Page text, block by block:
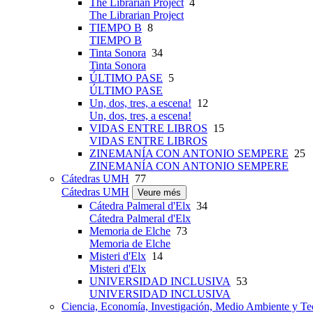
The Librarian Project 4
The Librarian Project
TIEMPO B 8
TIEMPO B
Tinta Sonora 34
Tinta Sonora
ÚLTIMO PASE 5
ÚLTIMO PASE
Un, dos, tres, a escena! 12
Un, dos, tres, a escena!
VIDAS ENTRE LIBROS 15
VIDAS ENTRE LIBROS
ZINEMANÍA CON ANTONIO SEMPERE 25
ZINEMANÍA CON ANTONIO SEMPERE
Cátedras UMH 77
Cátedras UMH
Veure més
Cátedra Palmeral d'Elx 34
Cátedra Palmeral d'Elx
Memoria de Elche 73
Memoria de Elche
Misteri d'Elx 14
Misteri d'Elx
UNIVERSIDAD INCLUSIVA
53
UNIVERSIDAD INCLUSIVA
Ciencia, Economía, Investigación, Medio Ambiente y